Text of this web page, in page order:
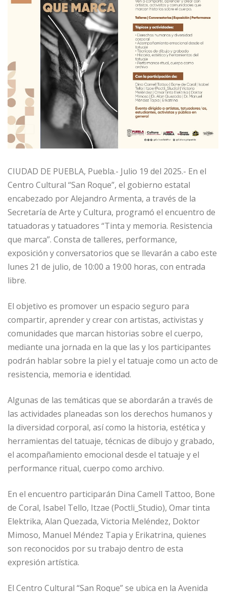
CIUDAD DE PUEBLA, Puebla.- Julio 19 del 2025.- En el
Centro Cultural “San Roque”, el gobierno estatal
encabezado por Alejandro Armenta, a través de la
Secretaría de Arte y Cultura, programó el encuentro de
tatuadoras y tatuadores “Tinta y memoria. Resistencia
que marca”. Consta de talleres, performance,
exposición y conversatorios que se llevarán a cabo este
lunes 21 de julio, de 10:00 a 19:00 horas, con entrada
libre.
El objetivo es promover un espacio seguro para
compartir, aprender y crear con artistas, activistas y
comunidades que marcan historias sobre el cuerpo,
mediante una jornada en la que las y los participantes
podrán hablar sobre la piel y el tatuaje como un acto de
resistencia, memoria e identidad.
Algunas de las temáticas que se abordarán a través de
las actividades planeadas son los derechos humanos y
la diversidad corporal, así como la historia, estética y
herramientas del tatuaje, técnicas de dibujo y grabado,
el acompañamiento emocional desde el tatuaje y el
performance ritual, cuerpo como archivo.
En el encuentro participarán Dina Camell Tattoo, Bone
de Coral, Isabel Tello, Itzae (Poctli_Studio), Omar tinta
Elektrika, Alan Quezada, Victoria Meléndez, Doktor
Mimoso, Manuel Méndez Tapia y Erikatrina, quienes
son reconocidos por su trabajo dentro de esta
expresión artística.
El Centro Cultural “San Roque” se ubica en la Avenida